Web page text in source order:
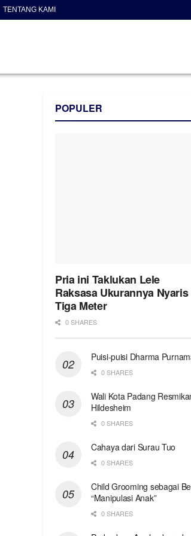
TENTANG KAMI
POPULER
Pria ini Taklukan Lele
Raksasa Ukurannya Nyaris
Tiga Meter
0 SHARES
Puisi-puisi Dharma
0 SHARES
Wali Kota Padang
Hildesheim
0 SHARES
Cahaya dari Surau Tuo
0 SHARES
Child Grooming sebagai
“Manipulasi Anak”
0 SHARES